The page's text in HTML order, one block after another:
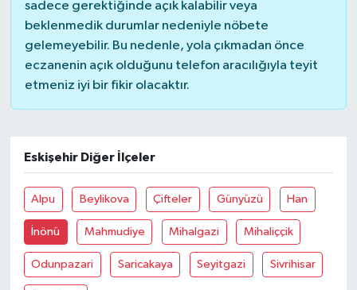
sadece gerektiğinde açık kalabilir veya
beklenmedik durumlar nedeniyle nöbete
gelemeyebilir. Bu nedenle, yola çıkmadan önce
eczanenin açık olduğunu telefon aracılığıyla teyit
etmeniz iyi bir fikir olacaktır.
Eskişehir Diğer İlçeler
Alpu Beylikova Çifteler Günyüzü Han
İnönü Mahmudiye Mihalgazi Mihaliççik
Odunpazari Saricakaya Seyitgazi Sivrihisar